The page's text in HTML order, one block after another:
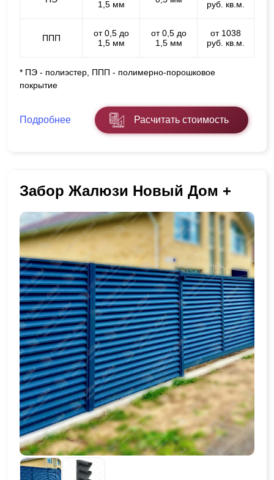
1,5 мм
руб. кв.м.
ППП
от 0,5 до
1,5 мм
от 0,5 до
1,5 мм
от 1038
руб. кв.м.
* ПЭ - полиэстер, ППП - полимерно-порошковое
покрытие
Подробнее Расчитать стоимость
Забор Жалюзи Новый Дом +